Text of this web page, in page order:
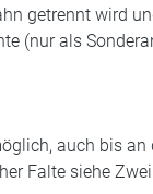
getrennt wird
(nur als
auch bis
Falte siehe